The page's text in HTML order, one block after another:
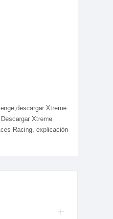
Xtreme
Racing, explicación